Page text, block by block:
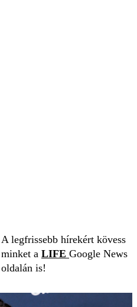
A legfrissebb hírekért kövess
minket a LIFE Google News
oldalán is!